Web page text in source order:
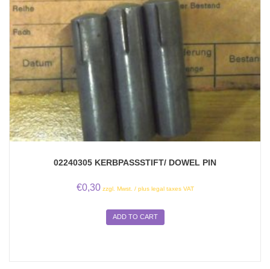
02240305 KERBPASSSTIFT/ DOWEL PIN
€0,30 zzgl. Mwst. / plus legal taxes VAT
ADD TO CART